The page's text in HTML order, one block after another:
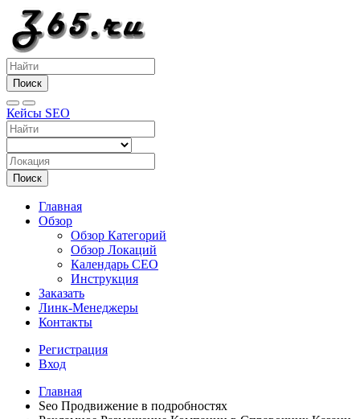
Поиск
Кейсы SEO
Поиск
Главная
Обзор
Обзор Категорий
Обзор Локаций
Календарь СЕО
Инструкция
Заказать
Линк-Менеджеры
Контакты
Регистрация
Вход
Главная
Seo Продвижение в подробностях